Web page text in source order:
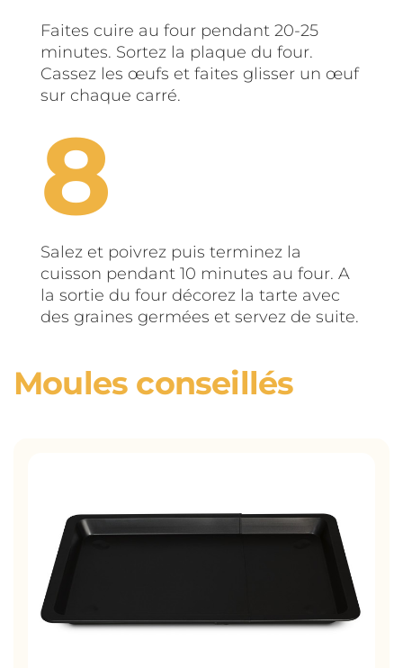
Faites cuire au four pendant 20-25
minutes. Sortez la plaque du four.
Cassez les œufs et faites glisser un œuf
sur chaque carré.
Salez et poivrez puis terminez la
cuisson pendant 10 minutes au four. A
la sortie du four décorez la tarte avec
des graines germées et servez de suite.
Moules conseillés